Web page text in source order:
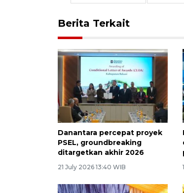
Berita Terkait
Danantara percepat proyek
PSEL, groundbreaking
ditargetkan akhir 2026
21 July 2026 13:40 WIB